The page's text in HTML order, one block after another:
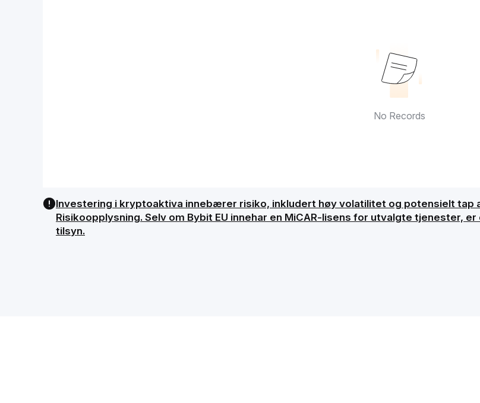
No Records
Investering i kryptoaktiva innebærer risiko, inkludert høy volatilitet og potensielt tap
Risikoopplysning. Selv om Bybit EU innehar en MiCAR-lisens for utvalgte tjenester,
tilsyn.